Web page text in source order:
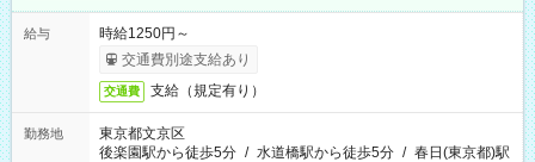
給与
時給1250円～
交通費別途支給あり
交通費 支給（規定有り）
勤務地
東京都文京区
後楽園駅から徒歩5分 / 水道橋駅から徒歩5分 / 春日(東京都)駅